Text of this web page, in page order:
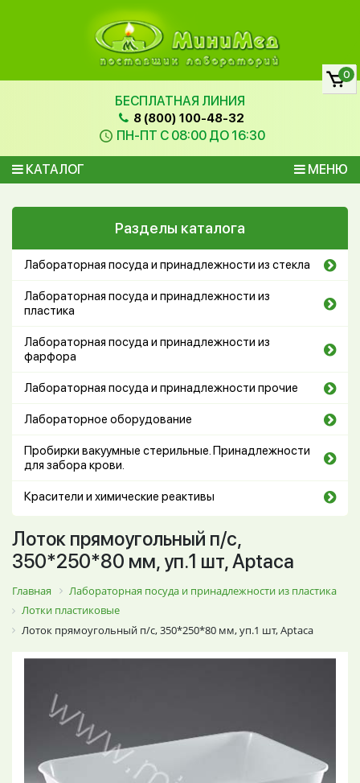
БЕСПЛАТНАЯ ЛИНИЯ
8 (800) 100-48-32
ПН-ПТ С 08:00 ДО 16:30
КАТАЛОГ МЕНЮ
0
Разделы каталога
Лабораторная посуда и принадлежности из стекла
Лабораторная посуда и принадлежности из
пластика
Лабораторная посуда и принадлежности из
фарфора
Лабораторная посуда и принадлежности прочие
Лабораторное оборудование
Пробирки вакуумные стерильные. Принадлежности
для забора крови.
Красители и химические реактивы
Лоток прямоугольный п/с,
350*250*80 мм, уп.1 шт, Aptaca
Главная
Лабораторная посуда и принадлежности из пластика
Лотки пластиковые
Лоток прямоугольный п/с, 350*250*80 мм, уп.1 шт, Aptaca